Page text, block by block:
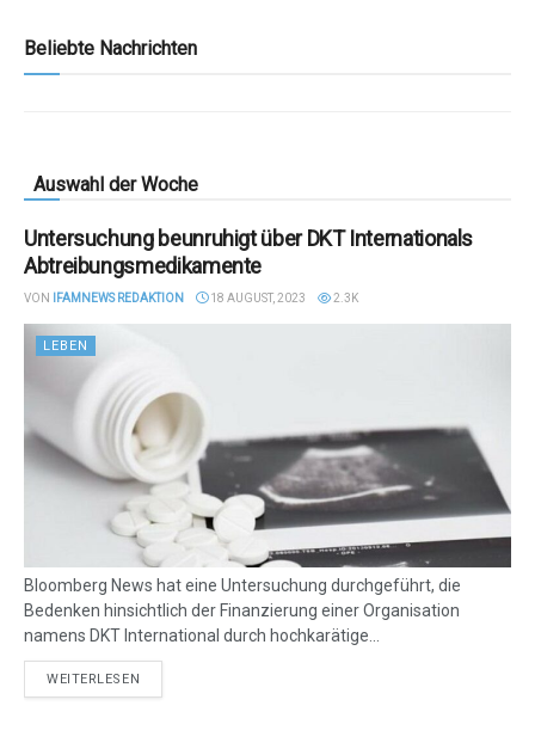
Beliebte Nachrichten
Auswahl der Woche
Untersuchung beunruhigt über DKT Internationals
Abtreibungsmedikamente
VON IFAMNEWS REDAKTION 18 AUGUST, 2023 2.3K
LEBEN
Bloomberg News hat eine Untersuchung durchgeführt, die
Bedenken hinsichtlich der Finanzierung einer Organisation
namens DKT International durch hochkarätige...
WEITERLESEN